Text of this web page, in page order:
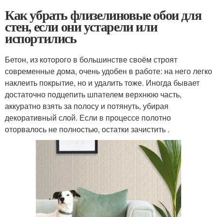
Как убрать флизелиновые обои для
стен, если они устарели или
испортились
Бетон, из которого в большинстве своём строят
современные дома, очень удобен в работе: на него легко
наклеить покрытие, но и удалить тоже. Иногда бывает
достаточно подцепить шпателем верхнюю часть,
аккуратно взять за полосу и потянуть, убирая
декоративный слой. Если в процессе полотно
оторвалось не полностью, остатки зачистить .